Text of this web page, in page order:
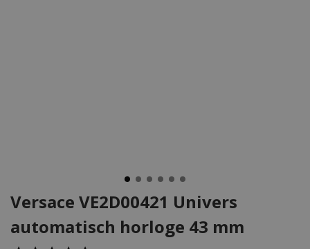
Versace VE2D00421 Univers
automatisch horloge 43 mm